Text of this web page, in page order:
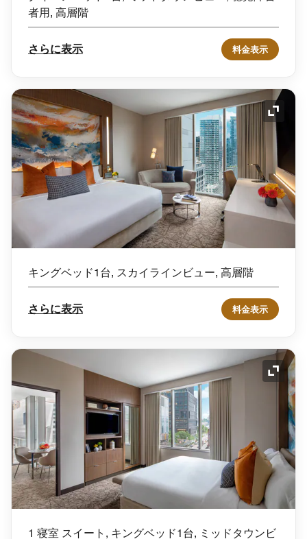
者用, 高層階
さらに表示 料金表示
アイ
キングベッド1台, スカイラインビュー, 高層階
さらに表示 料金表示
アイ
1 寝室 スイート, キングベッド1台, ミッドタウンビ